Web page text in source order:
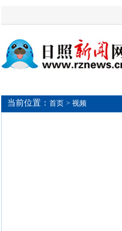
当前位置： 首页 > 视频